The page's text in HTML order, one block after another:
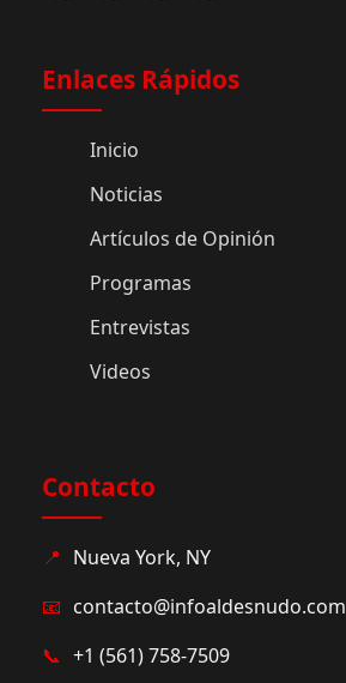
Enlaces Rápidos
Inicio
Noticias
Artículos de Opinión
Programas
Entrevistas
Videos
Contacto
📍 Nueva York, NY
📧 contacto@infoaldesnudo.com
📞 +1 (561) 758-7509